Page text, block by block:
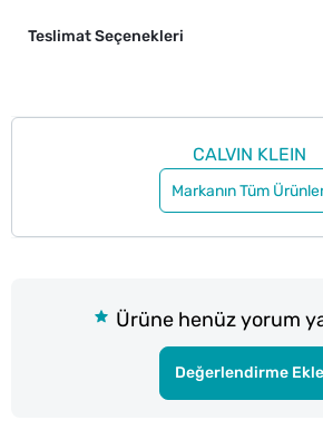
Teslimat Seçenekleri
CALVIN KLEIN
Markanın Tüm
Ürüne henüz yorum
Değerlendirme Ekle